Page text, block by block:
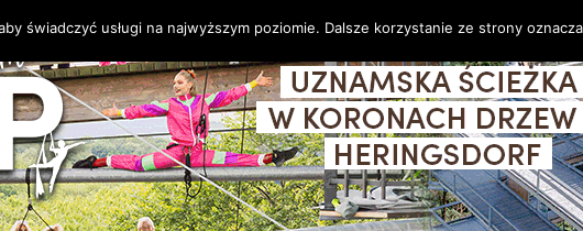
świadczyć usługi na najwyższym poziomie. Dalsze korzystanie ze strony